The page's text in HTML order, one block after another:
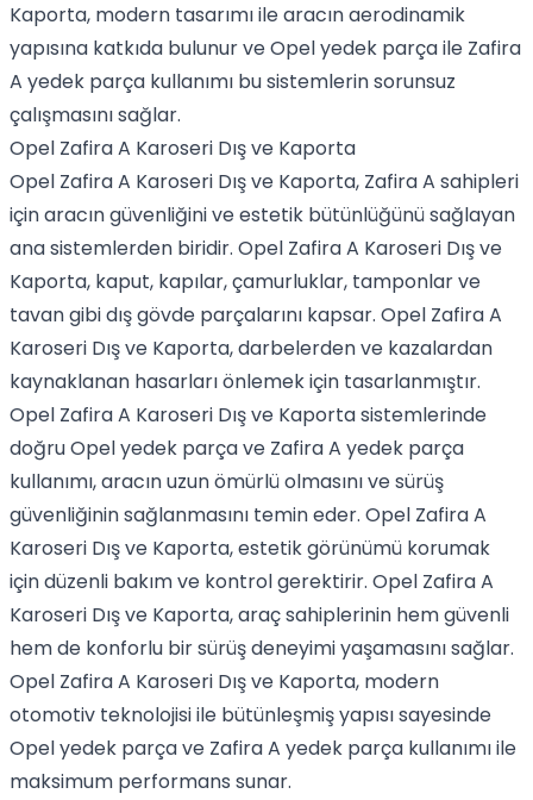
Kaporta, modern tasarımı ile aracın aerodinamik
yapısına katkıda bulunur ve Opel yedek parça ile Zafira
A yedek parça kullanımı bu sistemlerin sorunsuz
çalışmasını sağlar.
Opel Zafira A Karoseri Dış ve Kaporta
Opel Zafira A Karoseri Dış ve Kaporta, Zafira A sahipleri
için aracın güvenliğini ve estetik bütünlüğünü sağlayan
ana sistemlerden biridir. Opel Zafira A Karoseri Dış ve
Kaporta, kaput, kapılar, çamurluklar, tamponlar ve
tavan gibi dış gövde parçalarını kapsar. Opel Zafira A
Karoseri Dış ve Kaporta, darbelerden ve kazalardan
kaynaklanan hasarları önlemek için tasarlanmıştır.
Opel Zafira A Karoseri Dış ve Kaporta sistemlerinde
doğru Opel yedek parça ve Zafira A yedek parça
kullanımı, aracın uzun ömürlü olmasını ve sürüş
güvenliğinin sağlanmasını temin eder. Opel Zafira A
Karoseri Dış ve Kaporta, estetik görünümü korumak
için düzenli bakım ve kontrol gerektirir. Opel Zafira A
Karoseri Dış ve Kaporta, araç sahiplerinin hem güvenli
hem de konforlu bir sürüş deneyimi yaşamasını sağlar.
Opel Zafira A Karoseri Dış ve Kaporta, modern
otomotiv teknolojisi ile bütünleşmiş yapısı sayesinde
Opel yedek parça ve Zafira A yedek parça kullanımı ile
maksimum performans sunar.